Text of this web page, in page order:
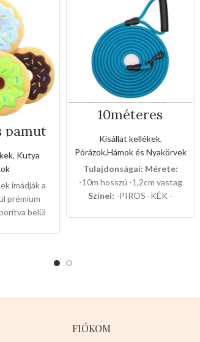
pamut
, Kutya
imádják a
prémium
belül
10méteres
kézipóráz
Kisállat kellékek,
Pórázok,Hámok és Nyakörvek
Tulajdonságai: Mérete:
-10m hosszú -1,2cm vastag
Színei: -PIROS -KÉK -
FIÓKOM